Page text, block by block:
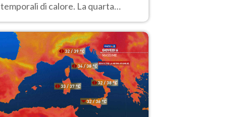
temporali di calore. La quarta
tregua e durerà fino Ferragosto